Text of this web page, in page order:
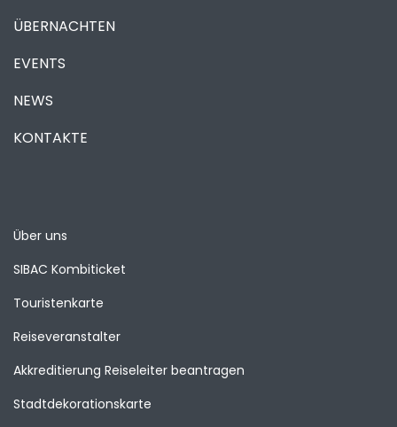
ÜBERNACHTEN
EVENTS
NEWS
KONTAKTE
Über uns
SIBAC Kombiticket
Touristenkarte
Reiseveranstalter
Akkreditierung Reiseleiter beantragen
Stadtdekorationskarte